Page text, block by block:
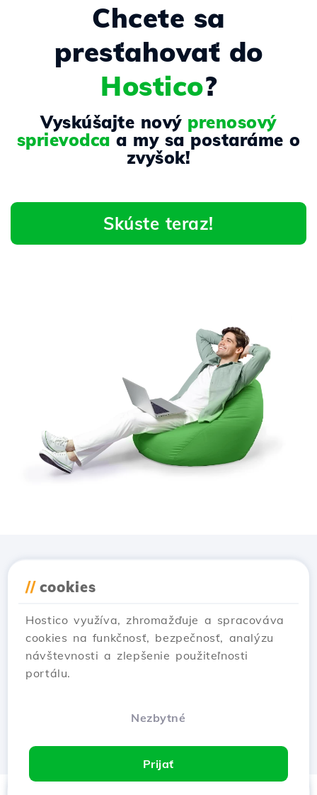
Chcete sa
presťahovať do
Hostico?
Vyskúšajte nový prenosový
sprievodca a my sa postaráme o
zvyšok!
Skúste teraz!
// cookies
Hostico využíva, zhromažďuje a spracováva
cookies na funkčnosť, bezpečnosť, analýzu
návštevnosti a zlepšenie použiteľnosti
portálu.
Nezbytné
Prijať